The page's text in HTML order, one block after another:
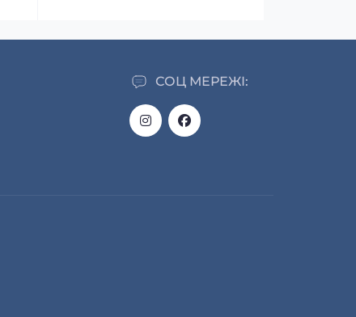
СОЦ МЕРЕЖІ: